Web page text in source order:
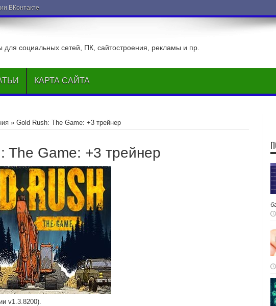
ВКонтакте
социальных сетей, ПК, сайтостроения, рекламы и пр.
КАРТА САЙТА
» Gold Rush: The Game: +3 трейнер
The Game: +3 трейнер
v1.3.8200).